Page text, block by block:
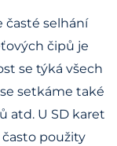
časté selhání
čipů je
se týká všech
setkáme také
atd. U SD karet
použity